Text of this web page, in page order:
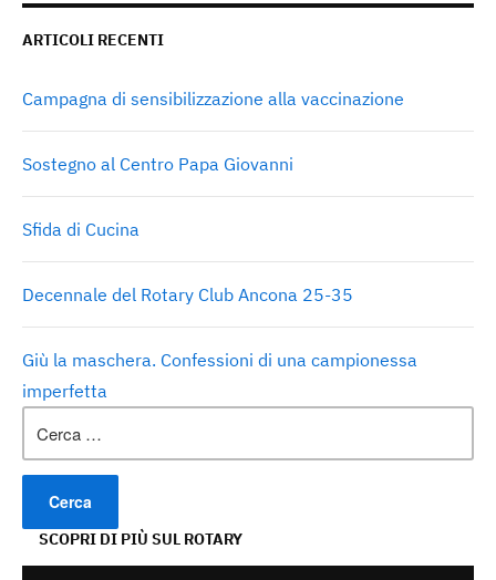
ARTICOLI RECENTI
Campagna di sensibilizzazione alla vaccinazione
Sostegno al Centro Papa Giovanni
Sfida di Cucina
Decennale del Rotary Club Ancona 25-35
Giù la maschera. Confessioni di una campionessa
imperfetta
per:
SCOPRI DI PIÙ SUL ROTARY